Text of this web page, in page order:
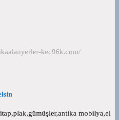
kec96k.com/
mobilya,el